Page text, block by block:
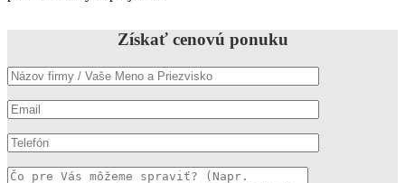
Získať cenovú ponuku